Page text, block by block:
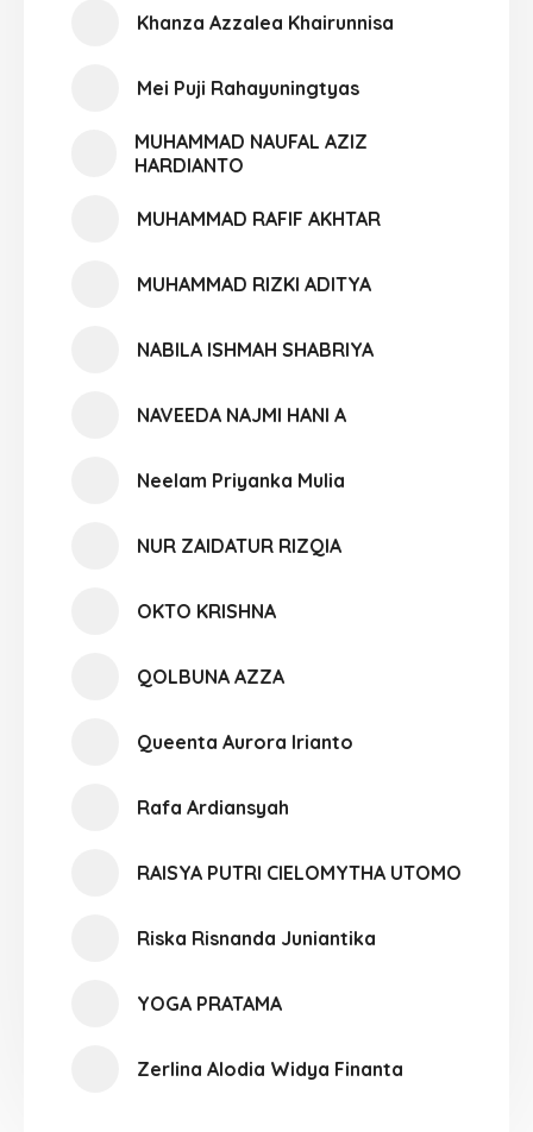
Khanza Azzalea Khairunnisa
Mei Puji Rahayuningtyas
MUHAMMAD NAUFAL AZIZ
HARDIANTO
MUHAMMAD RAFIF AKHTAR
MUHAMMAD RIZKI ADITYA
NABILA ISHMAH SHABRIYA
NAVEEDA NAJMI HANI A
Neelam Priyanka Mulia
NUR ZAIDATUR RIZQIA
OKTO KRISHNA
QOLBUNA AZZA
Queenta Aurora Irianto
Rafa Ardiansyah
RAISYA PUTRI CIELOMYTHA UTOMO
Riska Risnanda Juniantika
YOGA PRATAMA
Zerlina Alodia Widya Finanta